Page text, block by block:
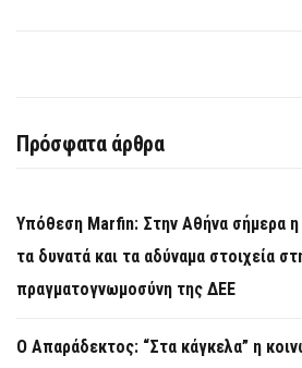
Πρόσφατα άρθρα
Υπόθεση Marfin: Στην Αθήνα σήμερα η
τα δυνατά και τα αδύναμα στοιχεία
πραγματογνωμοσύνη της ΔΕΕ
Ο Απαράδεκτος: “Στα κάγκελα” η